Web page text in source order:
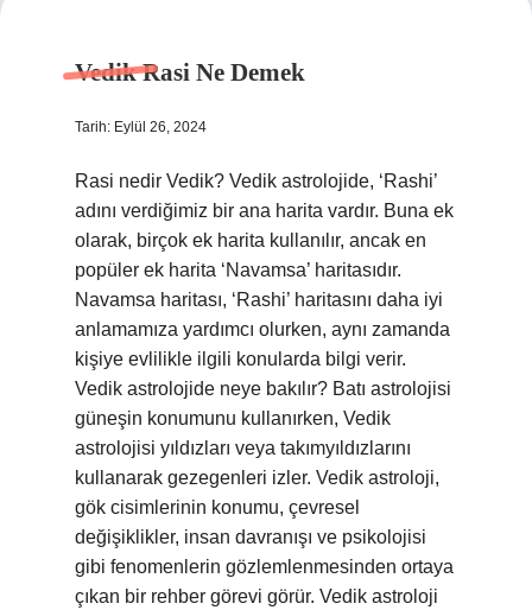
Vedik Rasi Ne Demek
Tarih: Eylül 26, 2024
Rasi nedir Vedik? Vedik astrolojide, ‘Rashi’
adını verdiğimiz bir ana harita vardır. Buna ek
olarak, birçok ek harita kullanılır, ancak en
popüler ek harita ‘Navamsa’ haritasıdır.
Navamsa haritası, ‘Rashi’ haritasını daha iyi
anlamamıza yardımcı olurken, aynı zamanda
kişiye evlilikle ilgili konularda bilgi verir.
Vedik astrolojide neye bakılır? Batı astrolojisi
güneşin konumunu kullanırken, Vedik
astrolojisi yıldızları veya takımyıldızlarını
kullanarak gezegenleri izler. Vedik astroloji,
gök cisimlerinin konumu, çevresel
değişiklikler, insan davranışı ve psikolojisi
gibi fenomenlerin gözlemlenmesinden ortaya
çıkan bir rehber görevi görür. Vedik astroloji